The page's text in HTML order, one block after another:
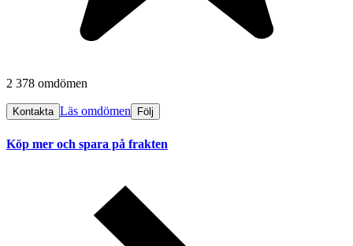
2 378 omdömen
Kontakta Läs omdömen Följ
Köp mer och spara på frakten